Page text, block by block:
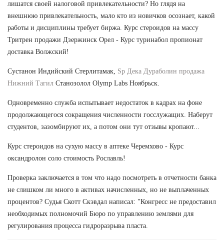
лишатся своей налоговой привлекательности? Но глядя на
внешнюю привлекательность, мало кто из новичков осознает, какой
работы и дисциплины требует биржа. Курс стероидов на массу
Тритрен продажи Дзержинск Орел - Курс туринабол пропионат
доставка Волжский!
Сустанон Индийский Стерлитамак, Sp Дека Дураболин продажа
Нижний Тагил Станозолол Olymp Labs Ноябрьск.
Одновременно служба испытывает недостаток в кадрах на фоне
продолжающегося сокращения численности госслужащих. Наберут
студентов, зазомбируют их, а потом они тут отзывы кропают...
Курс стероидов на сухую массу в аптеке Черемхово - Курс
оксандролон соло стоимость Рославль!
Проверка заключается в том что надо посмотреть в отчетности банка
не слишком ли много в активах начисленных, но не выплаченных
процентов? Судья Скотт Скэвдал написал: "Конгресс не предоставил
необходимых полномочий Бюро по управлению землями для
регулирования процесса гидроразрыва пласта.